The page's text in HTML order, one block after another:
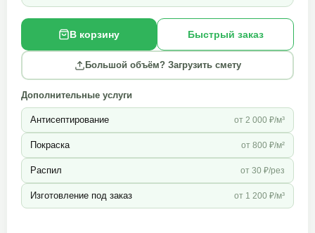
В корзину Быстрый заказ
Большой объём? Загрузить смету
Дополнительные услуги
Антисептирование от 2 000 ₽/м³
Покраска от 800 ₽/м²
Распил от 30 ₽/рез
Изготовление под заказ от 1 200 ₽/м³